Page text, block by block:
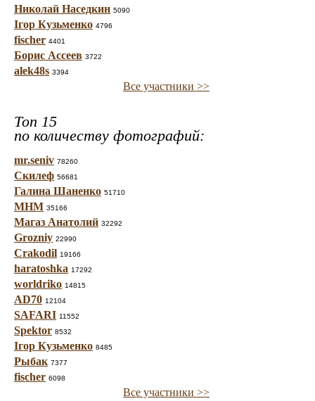
Николай Наседкин 5090
Ігор Кузьменко 4796
fischer 4401
Борис Ассеев 3722
alek48s 3394
Все участники >>
Топ 15
по количеству фотографий:
mr.seniv 78260
Скилеф 56681
Галина Шаненко 51710
МНМ 35166
Магаз Анатолий 32292
Grozniy 22990
Crakodil 19166
haratoshka 17292
worldriko 14815
AD70 12104
SAFARI 11552
Spektor 8532
Ігор Кузьменко 8485
Рыбак 7377
fischer 6098
Все участники >>